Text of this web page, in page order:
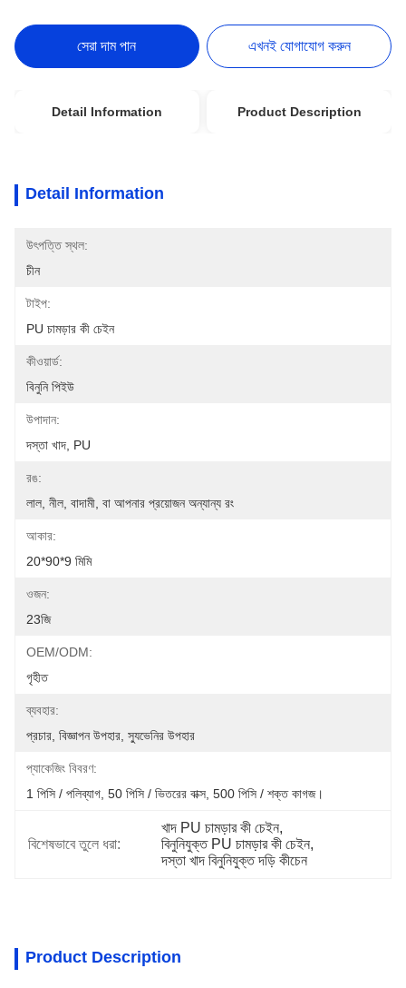
সেরা দাম পান এখনই যোগাযোগ করুন
Detail Information Product Description
Detail Information
উৎপত্তি স্থল:
চীন
টাইপ:
PU চামড়ার কী চেইন
কীওয়ার্ড:
বিনুনি পিইউ
উপাদান:
দস্তা খাদ, PU
রঙ:
লাল, নীল, বাদামী, বা আপনার প্রয়োজন অন্যান্য রং
আকার:
20*90*9 মিমি
ওজন:
23জি
OEM/ODM:
গৃহীত
ব্যবহার:
প্রচার, বিজ্ঞাপন উপহার, স্যুভেনির উপহার
প্যাকেজিং বিবরণ:
1 পিসি / পলিব্যাগ, 50 পিসি / ভিতরের বাক্স, 500 পিসি / শক্ত কাগজ।
বিশেষভাবে তুলে ধরা:
খাদ PU চামড়ার কী চেইন,
বিনুনিযুক্ত PU চামড়ার কী চেইন,
দস্তা খাদ বিনুনিযুক্ত দড়ি কীচেন
Product Description